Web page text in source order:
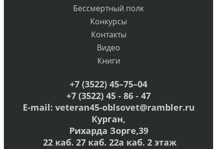
Бессмертный полк
Конкурсы
Контакты
Видео
Книги
+7 (3522) 45–75–04
+7 (3522) 45 - 86 - 47
E-mail: veteran45-oblsovet@rambler.ru
Курган,
Рихарда Зорге,39
22 каб. 27 каб. 22а каб. 2 этаж